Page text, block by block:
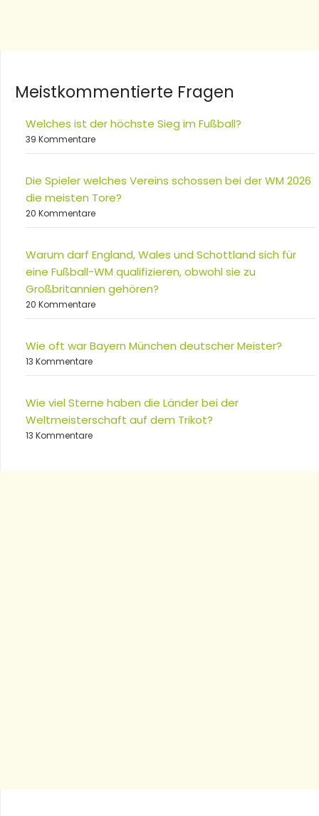
Meistkommentierte Fragen
Welches ist der höchste Sieg im Fußball?
39 Kommentare
Die Spieler welches Vereins schossen bei der WM 2026
die meisten Tore?
20 Kommentare
Warum darf England, Wales und Schottland sich für
eine Fußball-WM qualifizieren, obwohl sie zu
Großbritannien gehören?
20 Kommentare
Wie oft war Bayern München deutscher Meister?
13 Kommentare
Wie viel Sterne haben die Länder bei der
Weltmeisterschaft auf dem Trikot?
13 Kommentare